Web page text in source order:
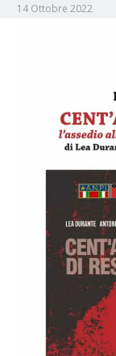
14 Ottobre 2022